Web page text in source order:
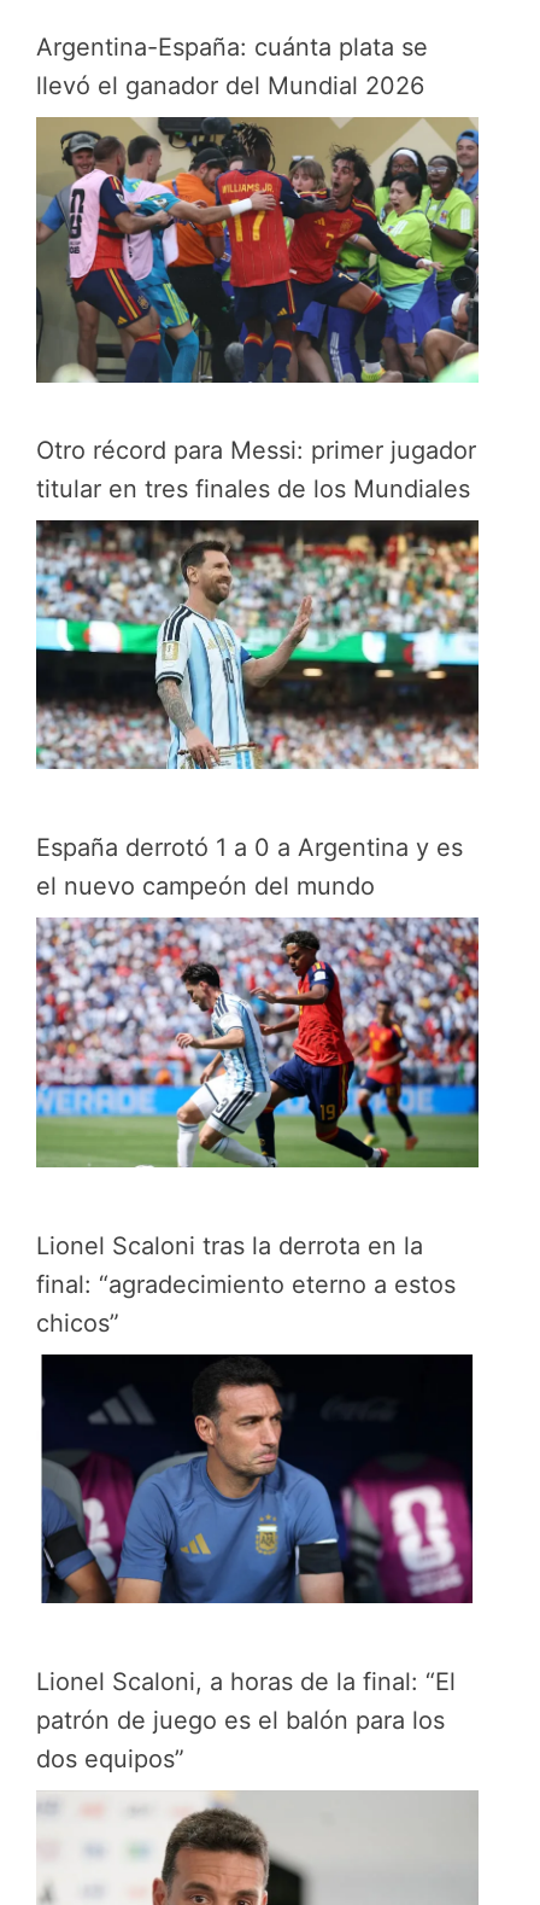
Argentina-España: cuánta plata se
llevó el ganador del Mundial 2026
Otro récord para Messi: primer jugador
titular en tres finales de los Mundiales
España derrotó 1 a 0 a Argentina y es
el nuevo campeón del mundo
Lionel Scaloni tras la derrota en la
final: “agradecimiento eterno a estos
chicos”
Lionel Scaloni, a horas de la final: “El
patrón de juego es el balón para los
dos equipos”